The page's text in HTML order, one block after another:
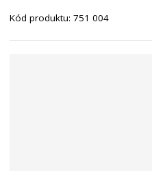
r
Kód produktu:751 004